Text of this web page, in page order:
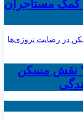
کمک مستأجران
نقش مسکن